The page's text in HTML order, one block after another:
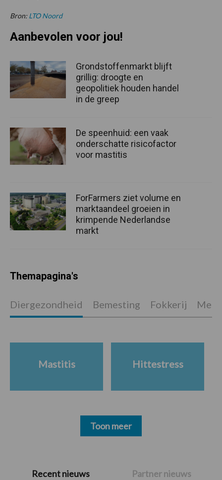
Bron: LTO Noord
PrimaireRecent nieuws Partner nieuws
Aanbevolen voor jou!
Grondstoffenmarkt blijft
grillig: droogte en
geopolitiek houden handel
in de greep
De speenhuid: een vaak
onderschatte risicofactor
voor mastitis
ForFarmers ziet volume en
marktaandeel groeien in
krimpende Nederlandse
markt
Themapagina's
Diergezondheid Bemesting Fokkerij
Mastitis Hittestress
Toon meer